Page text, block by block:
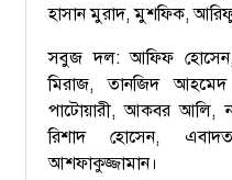
হাসান মুরাদ, মুশফিক,
সবুজ দল: আফিফ হোসেন,
মিরাজ, তানজিদ
পাটোয়ারী, আকবর আলি,
রিশাদ হোসেন,
আশফাকুজ্জামান।